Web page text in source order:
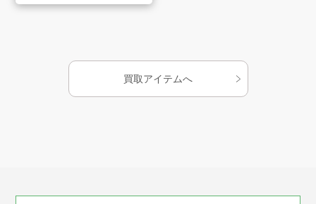
買取アイテムへ